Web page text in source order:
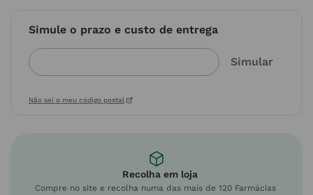
Simule o prazo e custo de entrega
Não sei o meu código postal
Recolha em loja
Compre no site e recolha numa das mais de 120 Farmácias